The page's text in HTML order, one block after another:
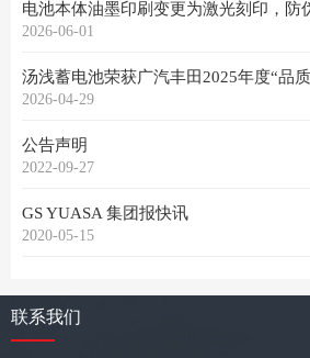
电池本体油墨印刷变更为激光刻印，防
2026-06-01
汤浅蓄电池荣获广汽丰田2025年度“品
2026-04-29
公告声明
2022-09-27
GS YUASA 集团报快讯
2020-05-15
联系我们